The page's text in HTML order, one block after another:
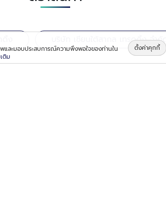
ง บริษัท เชียนใต้สากล เทรดดิ้ง จำกัด
และมอบประสบการณ์ความพึงพอใจของท่านใน
ติม
ตั้งค่าคุกกี้